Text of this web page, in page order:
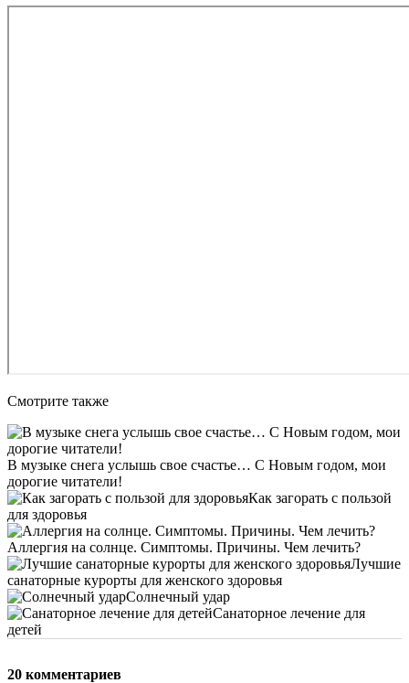
Смотрите также
В музыке снега услышь свое счастье… С Новым годом, мои
дорогие читатели!
Как загорать с пользой
для здоровья
Аллергия на солнце. Симптомы. Причины. Чем лечить?
Лучшие
санаторные курорты для женского здоровья
Солнечный удар
Санаторное лечение для
детей
20 комментариев